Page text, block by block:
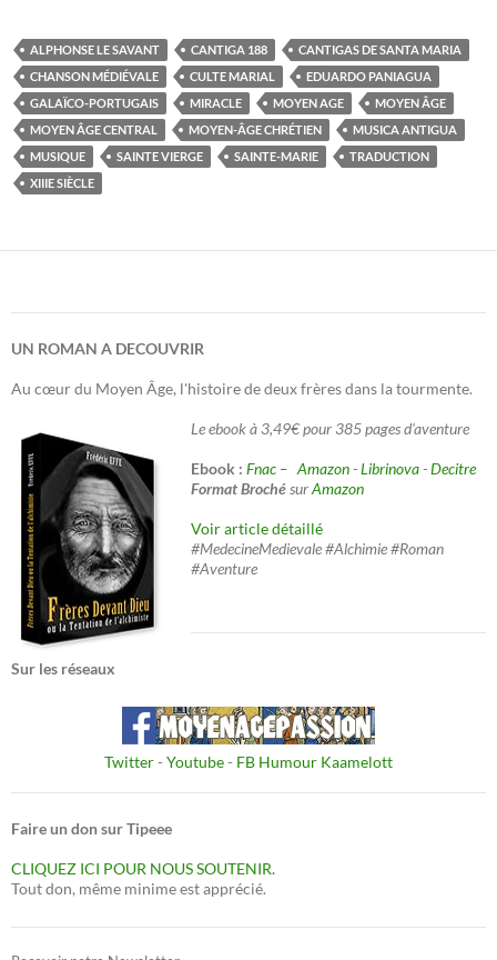
ALPHONSE LE SAVANT CANTIGA 188
CANTIGAS DE SANTA MARIA
CHANSON MÉDIÉVALE
CULTE MARIAL
EDUARDO PANIAGUA
GALAÏCO-PORTUGAIS
MIRACLE MOYEN AGE
MOYEN ÂGE
MOYEN ÂGE CENTRAL
MOYEN-ÂGE CHRÉTIEN
MUSICA ANTIGUA
MUSIQUE
SAINTE VIERGE SAINTE-MARIE
TRADUCTION
XIIIE SIÈCLE
UN ROMAN A DECOUVRIR
Au cœur du Moyen Âge, l'histoire de deux frères dans la tourmente.
Le ebook à 3,49€ pour 385 pages d'aventure
Ebook : Fnac – Amazon-Librinova-Decitre
Format BrochésurAmazon
Voir article détaillé
#MedecineMedievale #Alchimie #Roman
#Aventure
Sur les réseaux
Twitter- Youtube- FB Humour Kaamelott
Faire un don sur Tipeee
CLIQUEZ ICI POUR NOUS SOUTENIR.
Tout don, même minime est apprécié.